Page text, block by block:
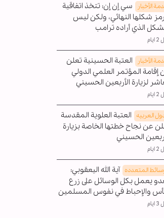
الأخبار
سي إن إن: تتخذ اتفاقية
شكلها النهائي، ولكن ليس
الذي أراده ترامب
الأخبار
العتبة الحسينية تعلن
إقامة المؤتمر العلمي الدولي
لزيارة الأربعين الحسيني
العربیه العتبة العلوية المقدسة
عن نجاح خطتها الخاصة بزيارة
الحسيني
المتعدده آية الله اليعقوبي:
يعمل بكل الوسائل على زرع
والإحباط في نفوس المسلمين